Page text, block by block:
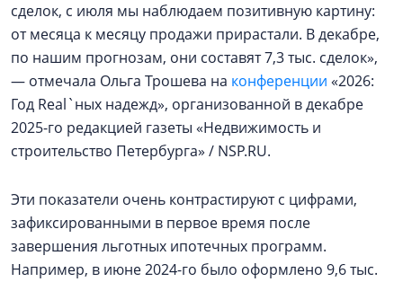
сделок, с июля мы наблюдаем позитивную картину:
от месяца к месяцу продажи прирастали. В декабре,
по нашим прогнозам, они составят 7,3 тыс. сделок»,
— отмечала Ольга Трошева на конференции «2026:
Год Real`ных надежд», организованной в декабре
2025-го редакцией газеты «Недвижимость и
строительство Петербурга» / NSP.RU.
Эти показатели очень контрастируют с цифрами,
зафиксированными в первое время после
завершения льготных ипотечных программ.
Например, в июне 2024-го было оформлено 9,6 тыс.